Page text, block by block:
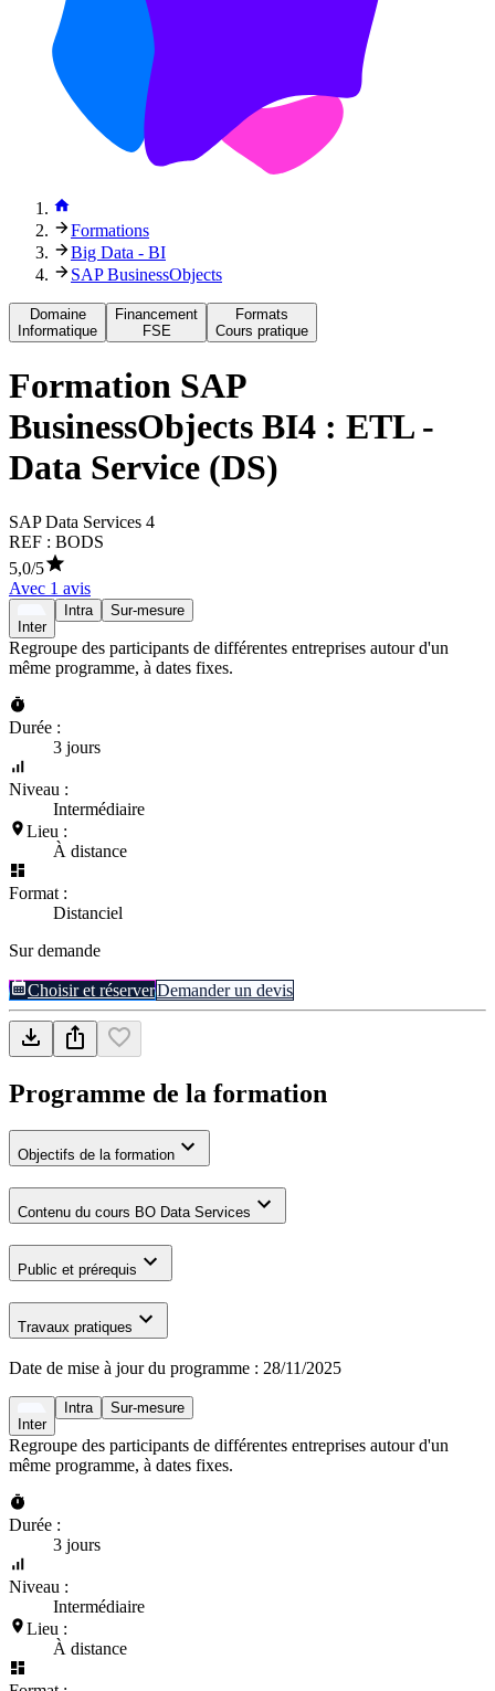
Formations
Big Data - BI
SAP BusinessObjects
Domaine
Informatique
Financement
FSE
Formats
Cours pratique
Formation SAP
BusinessObjects BI4 : ETL -
Data Service (DS)
SAP Data Services 4
REF : BODS
5,0/5
Avec 1 avis
Inter
Intra Sur-mesure
Regroupe des participants de différentes entreprises autour d'un
même programme, à dates fixes.
Durée :
3 jours
Niveau :
Intermédiaire
Lieu :
À distance
Format :
Distanciel
Sur demande
Choisir et réserverDemander un devis
Programme de la formation
Objectifs de la formation
Contenu du cours BO Data Services
Public et prérequis
Travaux pratiques
Date de mise à jour du programme : 28/11/2025
Inter
Intra Sur-mesure
Regroupe des participants de différentes entreprises autour d'un
même programme, à dates fixes.
Durée :
3 jours
Niveau :
Intermédiaire
Lieu :
À distance